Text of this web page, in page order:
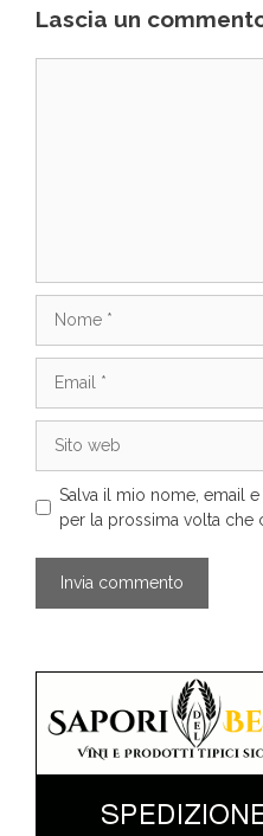
Lascia un
web
Salva il mio nome, email
per la prossima volta che